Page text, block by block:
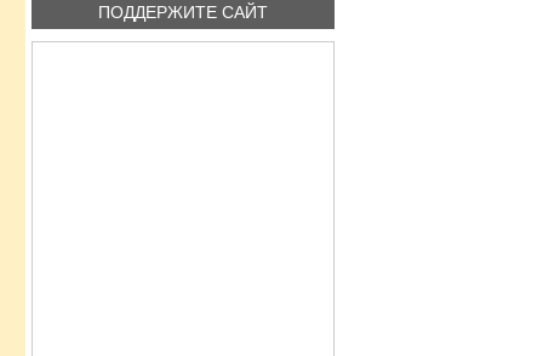
ПОДДЕРЖИТЕ САЙТ